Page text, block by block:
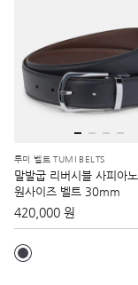
투미 벨트 TUMI BELTS
말발굽 리버시블 사피아
원사이즈 벨트 30mm
420,000 원